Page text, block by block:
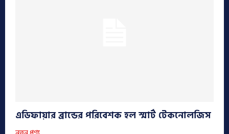
এডিফায়ার ব্রান্ডের পরিবেশক হল স্মার্ট টেকনোলজিস